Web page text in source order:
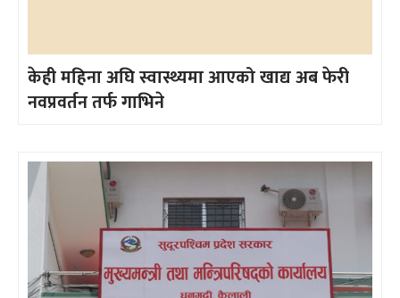
केही महिना अघि स्वास्थ्यमा आएको खाद्य अब फेरी
नवप्रवर्तन तर्फ गाभिने